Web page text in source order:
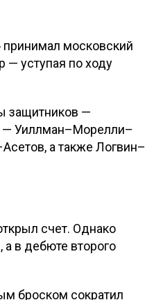
московский
— уступая по ходу
защитников —
— Уиллман–Морелли–
а также Логвин–
счет. Однако
а в дебюте второго
броском сократил